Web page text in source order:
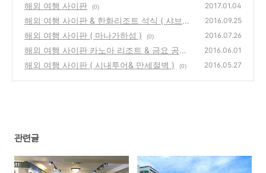
해외 여행 사이판 (0) 2017.01.04
해외 여행 사이판 & 한화리조트 석식 ( 샤브샤
브 )
(0)
2016.09.25
해외 여행 사이판 ( 마나가하섬 ) (0) 2016.07.26
해외 여행 사이판 카노아 리조트 & 금요 공연
과 바베큐
(0)
2016.06.01
해외 여행 사이판 ( 시내투어& 만세절벽 ) (0) 2016.05.27
관련글